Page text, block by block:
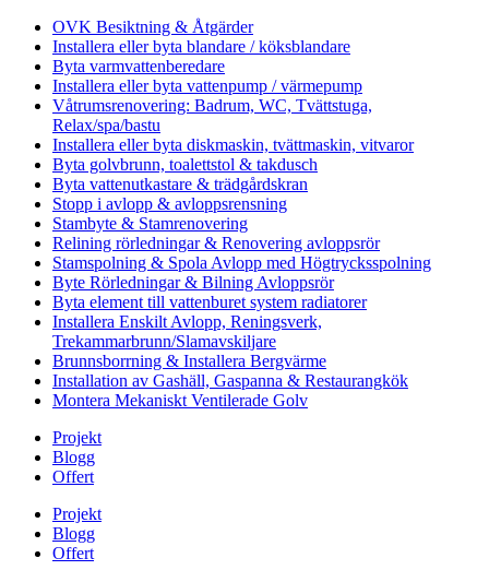
OVK Besiktning & Åtgärder
Installera eller byta blandare / köksblandare
Byta varmvattenberedare
Installera eller byta vattenpump / värmepump
Våtrumsrenovering: Badrum, WC, Tvättstuga,
Relax/spa/bastu
Installera eller byta diskmaskin, tvättmaskin, vitvaror
Byta golvbrunn, toalettstol & takdusch
Byta vattenutkastare & trädgårdskran
Stopp i avlopp & avloppsrensning
Stambyte & Stamrenovering
Relining rörledningar & Renovering avloppsrör
Stamspolning & Spola Avlopp med Högtrycksspolning
Byte Rörledningar & Bilning Avloppsrör
Byta element till vattenburet system radiatorer
Installera Enskilt Avlopp, Reningsverk,
Trekammarbrunn/Slamavskiljare
Brunnsborrning & Installera Bergvärme
Installation av Gashäll, Gaspanna & Restaurangkök
Montera Mekaniskt Ventilerade Golv
Projekt
Blogg
Offert
Projekt
Blogg
Offert